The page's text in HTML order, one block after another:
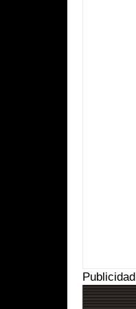
Publicidad